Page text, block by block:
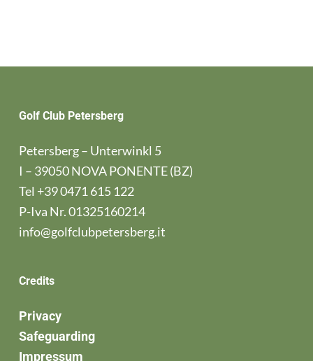
Golf Club Petersberg
Petersberg – Unterwinkl 5
I – 39050 NOVA PONENTE (BZ)
Tel +39 0471 615 122
P-Iva Nr. 01325160214
info@golfclubpetersberg.it
Credits
Privacy
Safeguarding
Impressum